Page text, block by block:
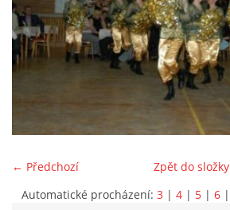
OHLÁŠENÍ PÁLENÍ
PROJEKT DOPRAVNÍ AUTOMOBIL
← Předchozí
Zpět do složky
Automatické procházení: 3 | 4 | 5 | 6 |